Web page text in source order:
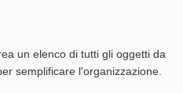
un elenco di tutti gli oggetti da
semplificare l'organizzazione.